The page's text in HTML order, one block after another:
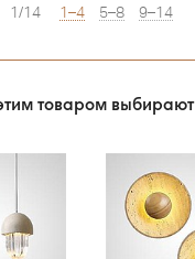
1/14 1–4 5–8 9–14
товаром выбирают